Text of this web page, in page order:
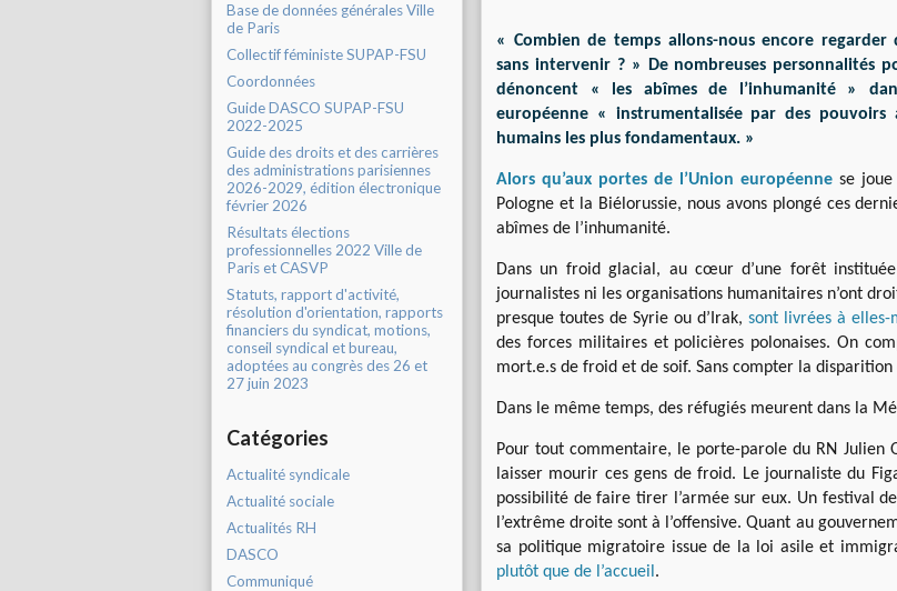
Base de données générales Ville
de Paris
Collectif féministe SUPAP-FSU
Coordonnées
Guide DASCO SUPAP-FSU
2022-2025
Guide des droits et des carrières
des administrations parisiennes
2026-2029, édition électronique
février 2026
Résultats élections
professionnelles 2022 Ville de
Paris et CASVP
Statuts, rapport d'activité,
résolution d'orientation, rapports
financiers du syndicat, motions,
conseil syndical et bureau,
adoptées au congrès des 26 et
27 juin 2023
Catégories
Actualité syndicale
Actualité sociale
Actualités RH
DASCO
Communiqué
« Combien de temps allons-nous encore
sans intervenir ? » De nombreuses personnalités
dénoncent « les abîmes de l’inhumanité »
européenne « instrumentalisée par des
humains les plus fondamentaux. »
Alors qu’aux portes de l’Union européenne se
Pologne et la Biélorussie, nous avons plongé ces
abîmes de l’inhumanité.
Dans un froid glacial, au cœur d’une forêt
journalistes ni les organisations humanitaires n’ont
presque toutes de Syrie ou d’Irak, sont livrées à elles-
des forces militaires et policières polonaises. On
mort.e.s de froid et de soif. Sans compter la disparition
Dans le même temps, des réfugiés meurent dans la
Pour tout commentaire, le porte-parole du RN Julien
laisser mourir ces gens de froid. Le journaliste du
possibilité de faire tirer l’armée sur eux. Un festival
l’extrême droite sont à l’offensive. Quant au
sa politique migratoire issue de la loi asile et
plutôt que de l’accueil .